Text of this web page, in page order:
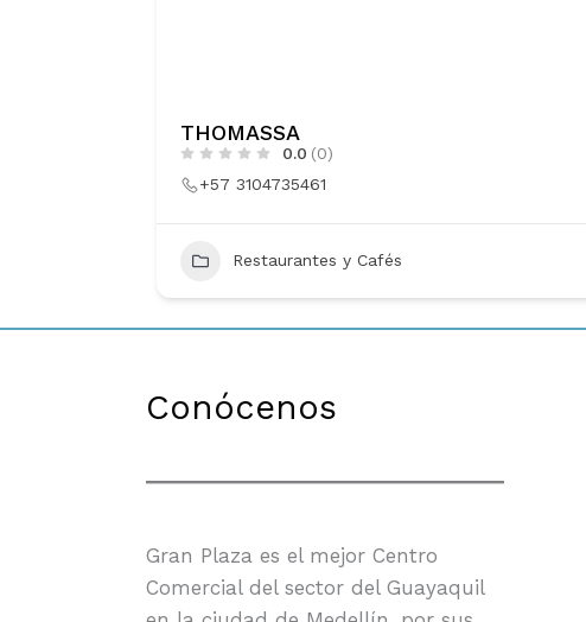
THOMASSA
0.0 (0)
+57 3104735461
Restaurantes y Cafés
Conócenos
Gran Plaza es el mejor Centro
Comercial del sector del Guayaquil